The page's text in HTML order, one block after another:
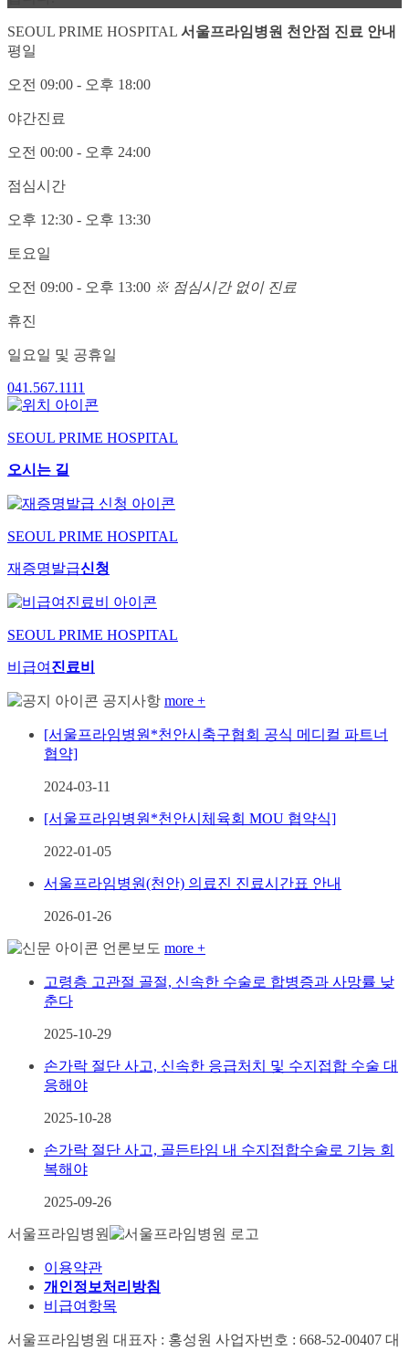
SEOUL PRIME HOSPITAL 서울프라임병원 천안점 진료 안내
평일
오전 09:00 - 오후 18:00
야간진료
오전 00:00 - 오후 24:00
점심시간
오후 12:30 - 오후 13:30
토요일
오전 09:00 - 오후 13:00 ※ 점심시간 없이 진료
휴진
일요일 및 공휴일
041.567.1111
SEOUL PRIME HOSPITAL
오시는 길
SEOUL PRIME HOSPITAL
재증명발급신청
SEOUL PRIME HOSPITAL
비급여 진료비
공지사항 more +
[서울프라임병원*천안시축구협회 공식 메디컬 파트너
협약]
2024-03-11
[서울프라임병원*천안시체육회 MOU 협약식]
2022-01-05
서울프라임병원(천안) 의료진 진료시간표 안내
2026-01-26
언론보도 more +
고령층 고관절 골절, 신속한 수술로 합병증과 사망률 낮
춘다
2025-10-29
손가락 절단 사고, 신속한 응급처치 및 수지접합 수술 대
응해야
2025-10-28
손가락 절단 사고, 골든타임 내 수지접합수술로 기능 회
복해야
2025-09-26
서울프라임병원
이용약관
개인정보처리방침
비급여항목
서울프라임병원 대표자 : 홍성원 사업자번호 : 668-52-00407 대